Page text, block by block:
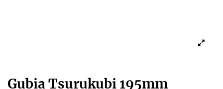
Gubia Tsurukubi 195mm